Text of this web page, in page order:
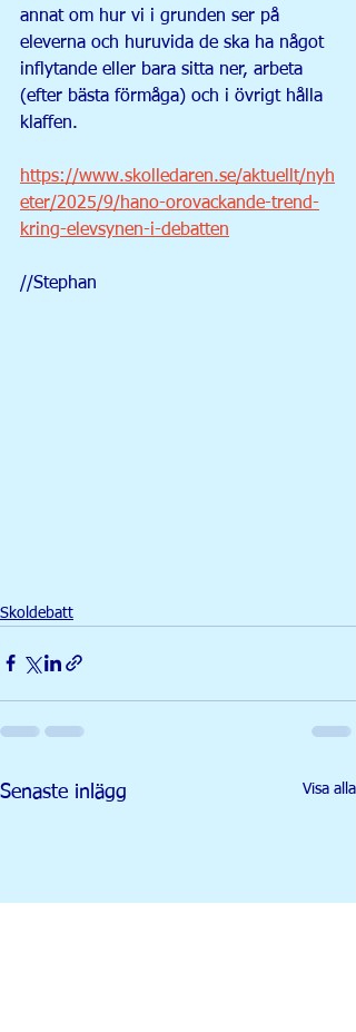
annat om hur vi i grunden ser på
eleverna och huruvida de ska ha något
inflytande eller bara sitta ner, arbeta
(efter bästa förmåga) och i övrigt hålla
klaffen.
https://www.skolledaren.se/aktuellt/nyh
eter/2025/9/hano-orovackande-trend-
kring-elevsynen-i-debatten
//Stephan
Skoldebatt
Senaste inlägg Visa alla